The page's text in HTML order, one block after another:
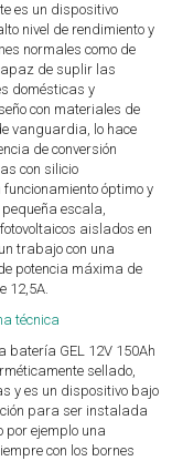
es un dispositivo
nivel de rendimiento y
normales como de
de suplir las
domésticas y
con materiales de
vanguardia, lo hace
de conversión
con silicio
óptimo y
escala,
aislados en
trabajo con una
potencia máxima de
12,5A.
técnica
batería GEL 12V 150Ah
sellado,
y es un dispositivo bajo
para ser instalada
por ejemplo una
con los bornes